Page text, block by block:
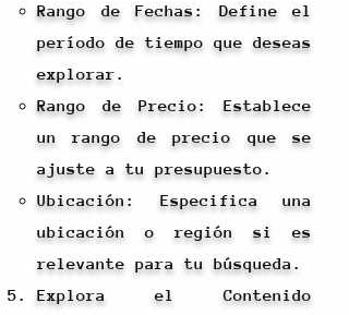
Rango de Fechas: Define el
período de tiempo que deseas
explorar.
Rango de Precio: Establece
un rango de precio que se
ajuste a tu presupuesto.
Ubicación: Especifica una
ubicación o región si es
relevante para tu búsqueda.
Explora el Contenido